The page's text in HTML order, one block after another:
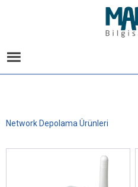
Network Depolama Ürünleri